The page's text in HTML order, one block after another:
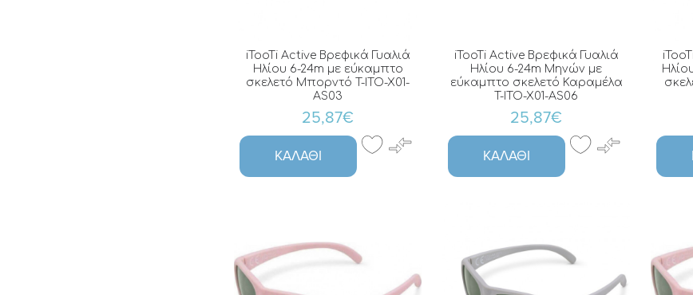
iTooTi Active Βρεφικά Γυαλιά
Ηλίου 6-24m με εύκαμπτο
σκελετό Μπορντό T-ITO-X01-
AS03
25,87€
ΚΑΛΆΘΙ
iTooTi Active Βρεφικά Γυαλιά
Ηλίου 6-24m Μηνών με
εύκαμπτο σκελετό Καραμέλα
T-ITO-X01-AS06
25,87€
ΚΑΛΆΘΙ